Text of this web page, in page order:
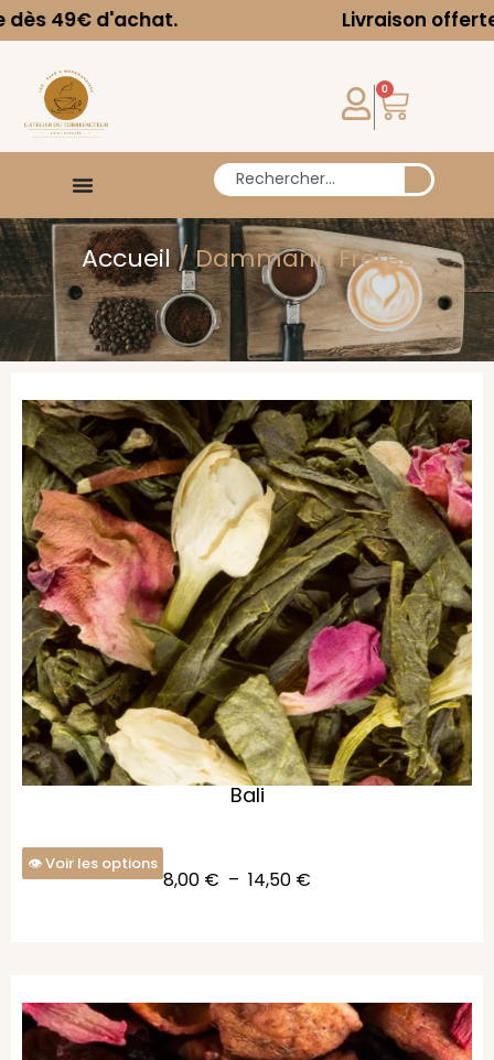
Livraison offerte dès 49€
0
Accueil/ Dammann Frères
Bali
Voir les options
8,00 € – 14,50 €